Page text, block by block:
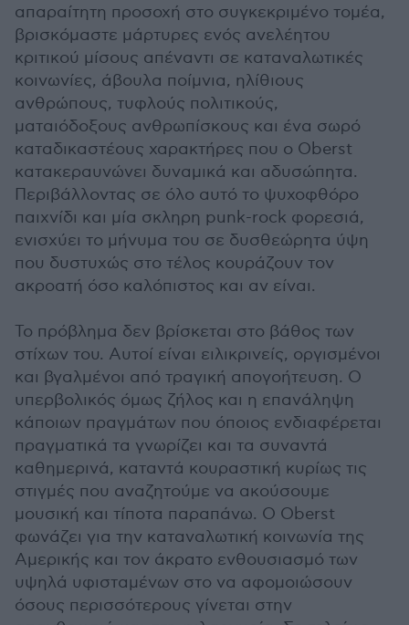
απαραίτητη προσοχή στο συγκεκριμένο τομέα,
βρισκόμαστε μάρτυρες ενός ανελέητου
κριτικού μίσους απέναντι σε καταναλωτικές
κοινωνίες, άβουλα ποίμνια, ηλίθιους
ανθρώπους, τυφλούς πολιτικούς,
ματαιόδοξους ανθρωπίσκους και ένα σωρό
καταδικαστέους χαρακτήρες που ο Oberst
κατακεραυνώνει δυναμικά και αδυσώπητα.
Περιβάλλοντας σε όλο αυτό το ψυχοφθόρο
παιχνίδι και μία σκληρη punk-rock φορεσιά,
ενισχύει το μήνυμα του σε δυσθεώρητα ύψη
που δυστυχώς στο τέλος κουράζουν τον
ακροατή όσο καλόπιστος και αν είναι.
Το πρόβλημα δεν βρίσκεται στο βάθος των
στίχων του. Αυτοί είναι ειλικρινείς, οργισμένοι
και βγαλμένοι από τραγική απογοήτευση. Ο
υπερβολικός όμως ζήλος και η επανάληψη
κάποιων πραγμάτων που όποιος ενδιαφέρεται
πραγματικά τα γνωρίζει και τα συναντά
καθημερινά, καταντά κουραστική κυρίως τις
στιγμές που αναζητούμε να ακούσουμε
μουσική και τίποτα παραπάνω. Ο Oberst
φωνάζει για την καταναλωτική κοινωνία της
Αμερικής και τον άκρατο ενθουσιασμό των
υψηλά υφισταμένων στο να αφομοιώσουν
όσους περισσότερους γίνεται στην